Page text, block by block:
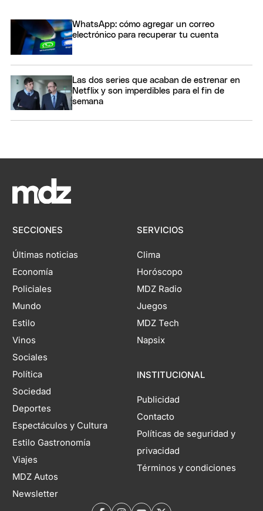
WhatsApp: cómo agregar un correo
electrónico para recuperar tu cuenta
Las dos series que acaban de estrenar en
Netflix y son imperdibles para el fin de
semana
SECCIONES
Últimas noticias
Economía
Policiales
Mundo
Estilo
Vinos
Sociales
Política
Sociedad
Deportes
Espectáculos y Cultura
Estilo Gastronomía
Viajes
MDZ Autos
Newsletter
SERVICIOS
Clima
Horóscopo
MDZ Radio
Juegos
MDZ Tech
Napsix
INSTITUCIONAL
Publicidad
Contacto
Políticas de seguridad y
privacidad
Términos y condiciones